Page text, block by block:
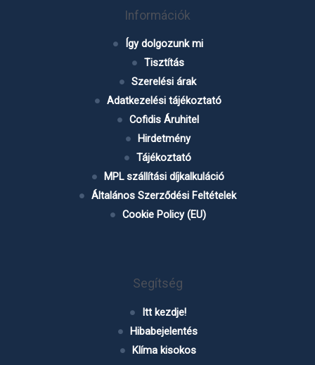
Információk
Így dolgozunk mi
Tisztítás
Szerelési árak
Adatkezelési tájékoztató
Cofidis Áruhitel
Hirdetmény
Tájékoztató
MPL szállítási díjkalkuláció
Általános Szerződési Feltételek
Cookie Policy (EU)
Segítség
Itt kezdje!
Hibabejelentés
Klíma kisokos